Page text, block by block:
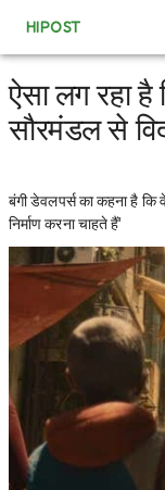
HIPOST
ऐसा लग रहा
सौरमंडल से
बंगी डेवलपर्स का कहना है कि
निर्माण करना चाहते हैं'